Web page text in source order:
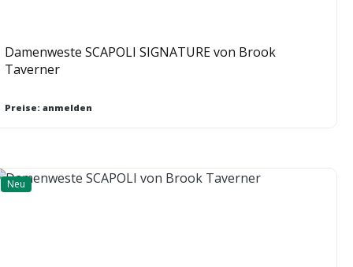
Damenweste SCAPOLI SIGNATURE von Brook
Taverner
Preise: anmelden
Neu